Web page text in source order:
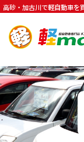
高砂・加古川で軽自動車